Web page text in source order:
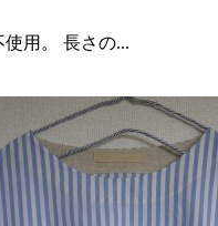
用。 長さの...